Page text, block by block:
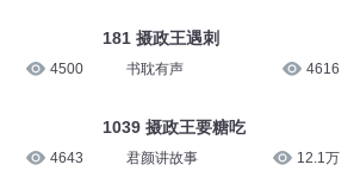
4500
4643
181 摄政王遇刺
书耽有声 4616
1039 摄政王要糖吃
君颜讲故事 12.1万